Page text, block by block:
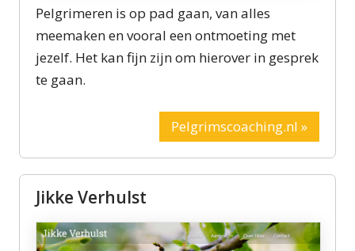
Pelgrimeren is op pad gaan, van alles
meemaken en vooral een ontmoeting met
jezelf. Het kan fijn zijn om hierover in gesprek
te gaan.
Pelgrimscoaching.nl »
Jikke Verhulst